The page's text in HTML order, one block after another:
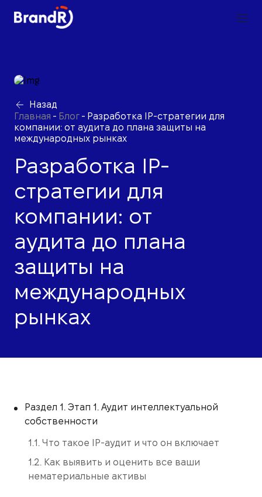
Назад
Главная - Блог - Разработка IP-стратегии для
компании: от аудита до плана защиты на
международных рынках
Разработка IP-
стратегии для
компании: от
аудита до плана
защиты на
международных
рынках
Раздел 1. Этап 1. Аудит интеллектуальной
собственности
1.1. Что такое IP-аудит и что он включает
1.2. Как выявить и оценить все ваши
нематериальные активы